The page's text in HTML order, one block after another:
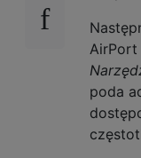
poda